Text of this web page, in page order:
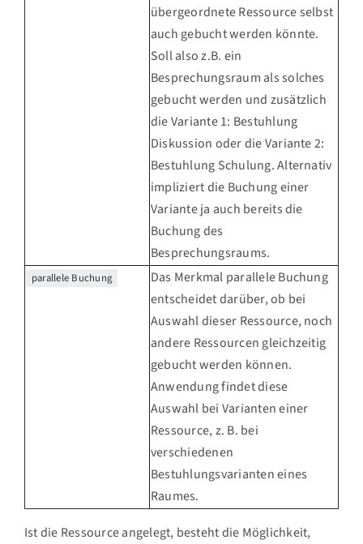
übergeordnete Ressource selbst
auch gebucht werden könnte.
Soll also z.B. ein
Besprechungsraum als solches
gebucht werden und zusätzlich
die Variante 1: Bestuhlung
Diskussion oder die Variante 2:
Bestuhlung Schulung. Alternativ
impliziert die Buchung einer
Variante ja auch bereits die
Buchung des
Besprechungsraums.
parallele Buchung
Das Merkmal parallele Buchung
entscheidet darüber, ob bei
Auswahl dieser Ressource, noch
andere Ressourcen gleichzeitig
gebucht werden können.
Anwendung findet diese
Auswahl bei Varianten einer
Ressource, z. B. bei
verschiedenen
Bestuhlungsvarianten eines
Raumes.
Ist die Ressource angelegt, besteht die Möglichkeit,